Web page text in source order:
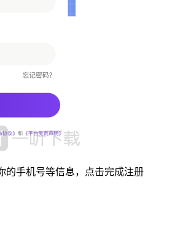
的手机号等信息，点击完成注册